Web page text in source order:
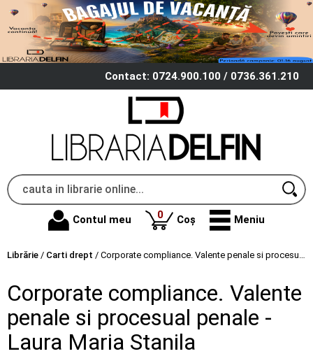
Contact: 0724.900.100 / 0736.361.210
Contul meu 0produse
Coș Meniu
Librărie / Carti drept / Corporate compliance. Valente penale si procesual penale - Laura Maria Stanila
Corporate compliance. Valente
penale si procesual penale -
Laura Maria Stanila